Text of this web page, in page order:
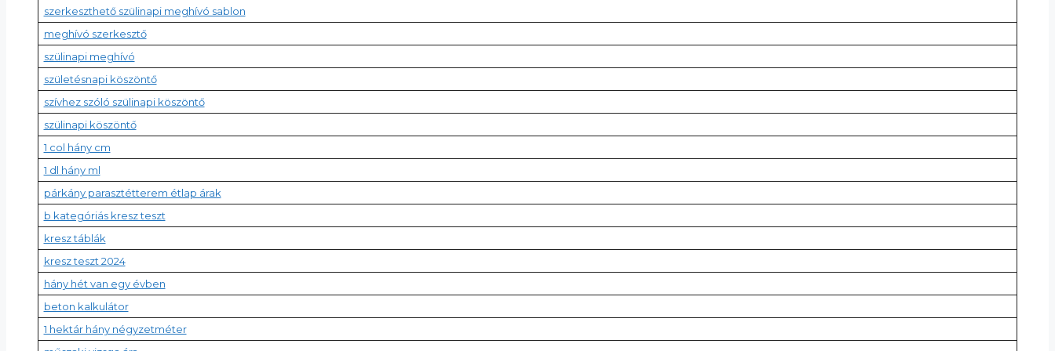
szerkeszthető szülinapi meghívó sablon
meghívó szerkesztő
szülinapi meghívó
születésnapi köszöntő
szívhez szóló szülinapi köszöntő
szülinapi köszöntő
1 col hány cm
1 dl hány ml
párkány parasztétterem étlap árak
b kategóriás kresz teszt
kresz táblák
kresz teszt 2024
hány hét van egy évben
beton kalkulátor
1 hektár hány négyzetméter